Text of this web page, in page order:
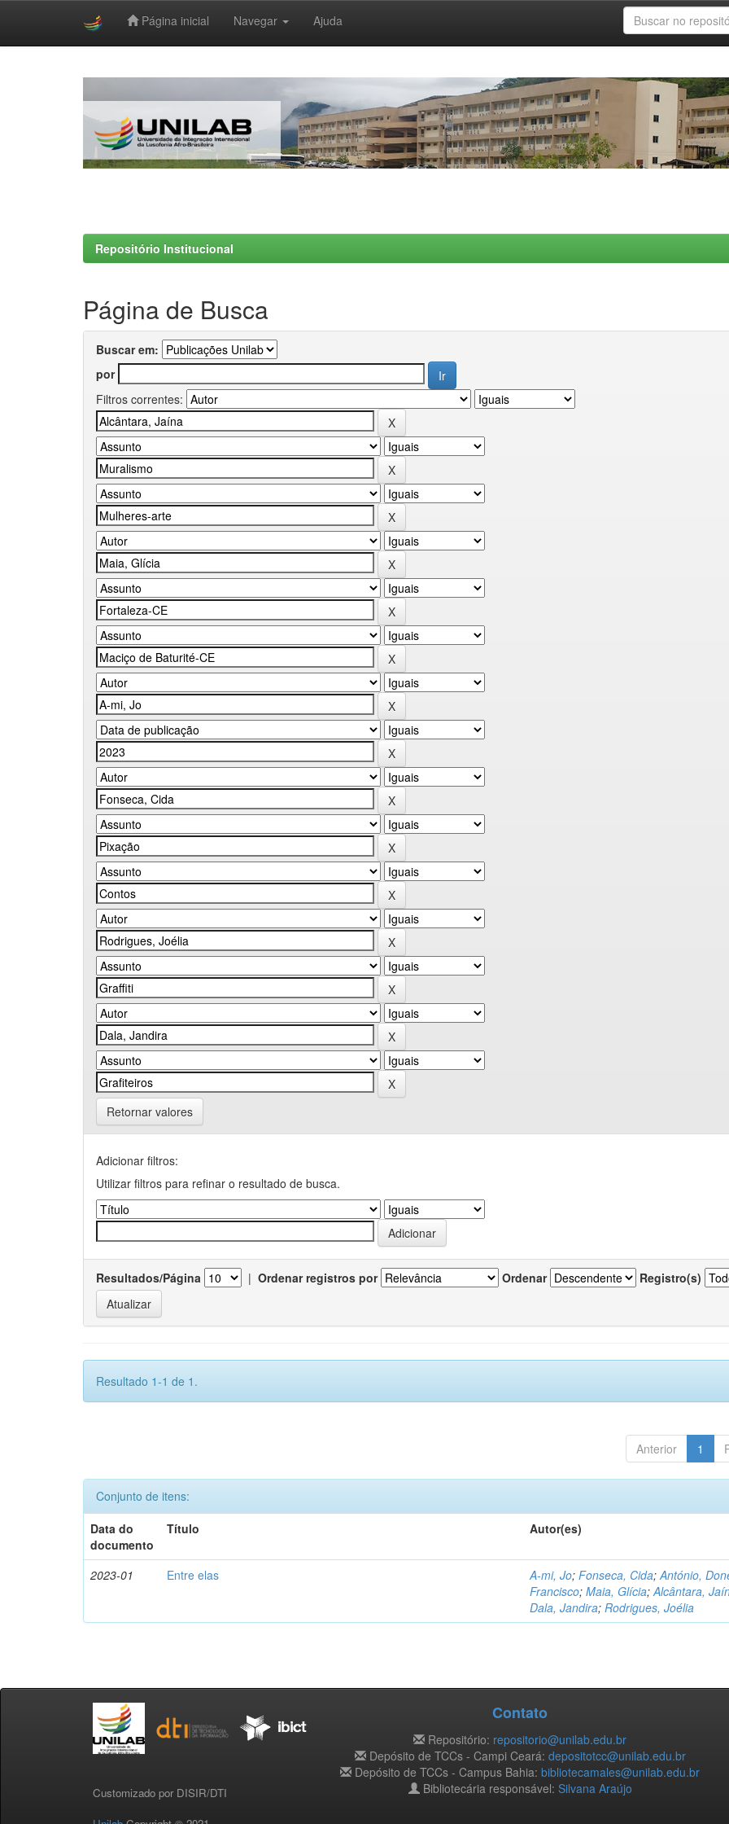
Página inicial Navegar Ajuda
Repositório Institucional
Página de Busca
Buscar em:
por
Filtros correntes:
Retornar valores
Adicionar filtros:
Utilizar filtros para refinar o resultado de busca.
Resultados/Página | Ordenar registros por Ordenar Registro(s)
Resultado 1-1 de 1.
Anterior 1
Conjunto de itens:
Data do
documento
Título Autor(es)
2023-01 Entre elas A-mi, Jo;Fonseca, Cida;António,
Francisco;Maia, Glícia;Alcântara,
Dala, Jandira;Rodrigues, Joélia
Customizado por DISIR/DTI
Contato
Repositório: repositorio@unilab.edu.br
Depósito de TCCs - Campi Ceará: depositotcc@unilab.edu.br
Depósito de TCCs - Campus Bahia: bibliotecamales@unilab.edu.br
Bibliotecária responsável: Silvana Araújo